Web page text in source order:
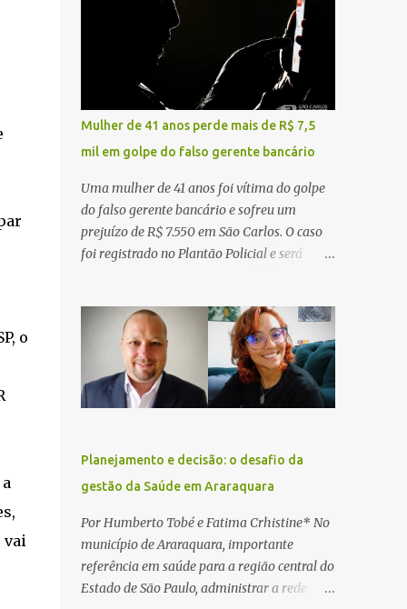
o
vai
Mulher de 41 anos perde mais de R$ 7,5
mil em golpe do falso gerente bancário
Uma mulher de 41 anos foi vítima do golpe
do falso gerente bancário e sofreu um
prejuízo de R$ 7.550 em São Carlos. O caso
foi registrado no Plantão Policial e será
ocorrência, a vítima recebeu contato pelo
WhatsApp de um homem que afirmava ser
o novo gerente da conta bancária da
empresa. O suspeito alegou que seria
necessário atualizar o cadastro da conta e
procedimentos que deveriam ser realizados.
Dias depois, o golpista enviou um
documento em PDF simulando uma
comunicação oficial da instituição
financeira. Na sequência, entrou em contato
por telefone e encaminhou um link,
orientando a vítima a acessá-lo pelo
Planejamento e decisão: o desafio da
gestão da Saúde em Araraquara
Por Humberto Tobé e Fatima Crhistine* No
município de Araraquara, importante
referência em saúde para a região central do
Estado de São Paulo, administrar a rede